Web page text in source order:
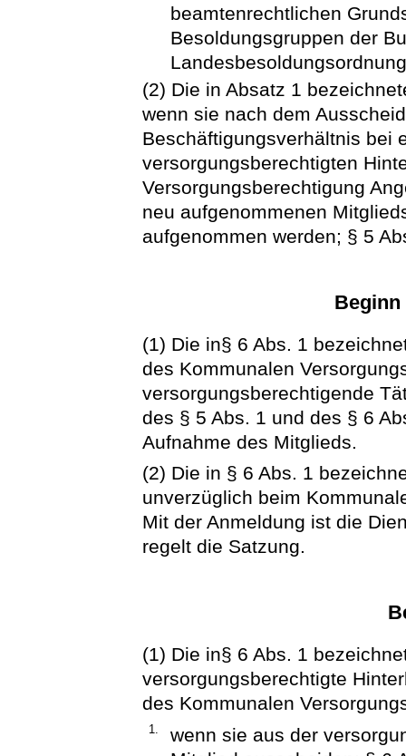
beamtenrechtlichen
Besoldungsgruppen der
(2) Die in Absatz 1
wenn sie nach dem
Beschäftigungsverhältnis bei
versorgungsberechtigten
Versorgungsberechtigung
neu aufgenommenen
aufgenommen werden; § 5
Beginn
(1) Die in§ 6 Abs. 1
des Kommunalen
versorgungsberechtigende
des § 5 Abs. 1 und des § 6
Aufnahme des Mitglieds.
(2) Die in § 6 Abs. 1
unverzüglich beim
Mit der Anmeldung ist die
regelt die Satzung.
(1) Die in§ 6 Abs. 1
versorgungsberechtigte
des Kommunalen
1.
wenn sie aus der